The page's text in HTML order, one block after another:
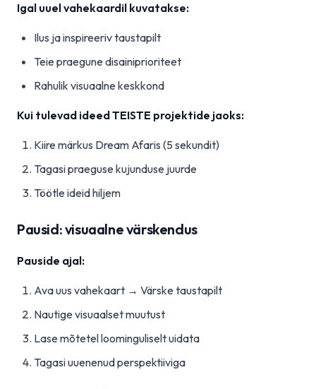
Igal uuel vahekaardil kuvatakse:
Ilus ja inspireeriv taustapilt
Teie praegune disainiprioriteet
Rahulik visuaalne keskkond
Kui tulevad ideed TEISTE projektide jaoks:
Kiire märkus Dream Afaris (5 sekundit)
Tagasi praeguse kujunduse juurde
Töötle ideid hiljem
Pausid: visuaalne värskendus
Pauside ajal:
Ava uus vahekaart → Värske taustapilt
Nautige visuaalset muutust
Lase mõtetel loominguliselt uidata
Tagasi uuenenud perspektiiviga